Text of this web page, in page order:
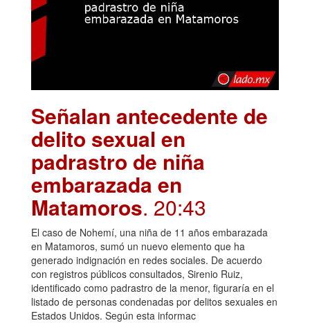
Señalan antecedente de
delito sexual en
padrastro de niña
embarazada en
Matamoros. 20:43
El caso de Nohemí, una niña de 11 años embarazada
en Matamoros, sumó un nuevo elemento que ha
generado indignación en redes sociales. De acuerdo
con registros públicos consultados, Sirenio Ruiz,
identificado como padrastro de la menor, figuraría en el
listado de personas condenadas por delitos sexuales en
Estados Unidos. Según esta informac